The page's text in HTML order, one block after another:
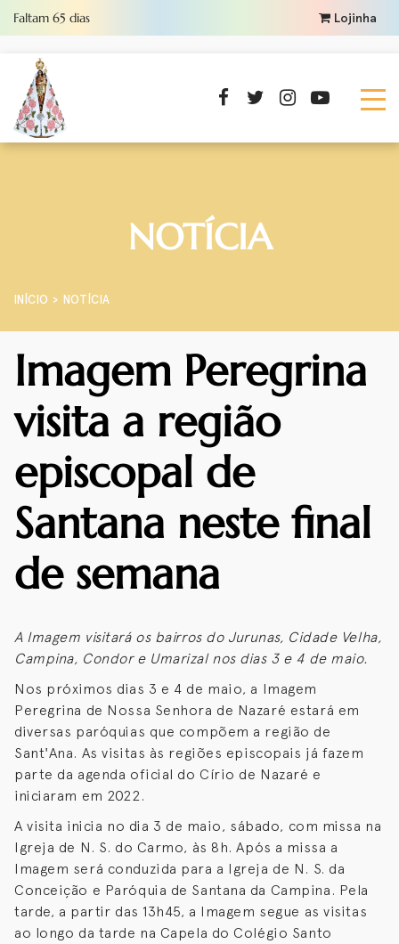
Faltam 65 dias Lojinha
NOTÍCIA
INÍCIO NOTÍCIA
Imagem Peregrina
visita a região
episcopal de
Santana neste final
de semana
A Imagem visitará os bairros do Jurunas, Cidade Velha,
Campina, Condor e Umarizal nos dias 3 e 4 de maio.
Nos próximos dias 3 e 4 de maio, a Imagem
Peregrina de Nossa Senhora de Nazaré estará em
diversas paróquias que compõem a região de
Sant'Ana. As visitas às regiões episcopais já fazem
parte da agenda oficial do Círio de Nazaré e
iniciaram em 2022.
A visita inicia no dia 3 de maio, sábado, com missa na
Igreja de N. S. do Carmo, às 8h. Após a missa a
Imagem será conduzida para a Igreja de N. S. da
Conceição e Paróquia de Santana da Campina. Pela
tarde, a partir das 13h45, a Imagem segue as visitas
ao longo da tarde na Capela do Colégio Santo